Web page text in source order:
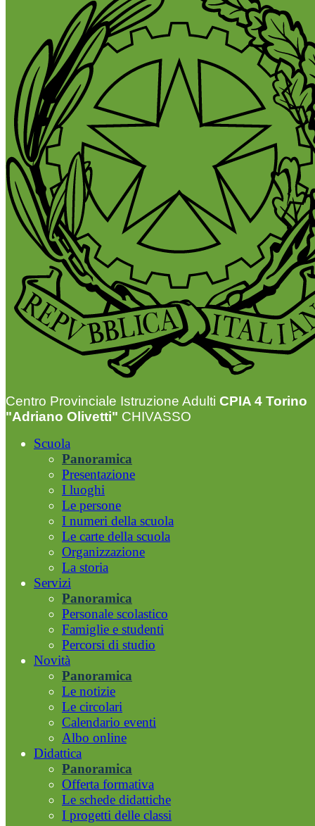
Centro Provinciale Istruzione Adulti CPIA 4 Torino
"Adriano Olivetti" CHIVASSO
Scuola
Panoramica
Presentazione
I luoghi
Le persone
I numeri della scuola
Le carte della scuola
Organizzazione
La storia
Servizi
Panoramica
Personale scolastico
Famiglie e studenti
Percorsi di studio
Novità
Panoramica
Le notizie
Le circolari
Calendario eventi
Albo online
Didattica
Panoramica
Offerta formativa
Le schede didattiche
I progetti delle classi